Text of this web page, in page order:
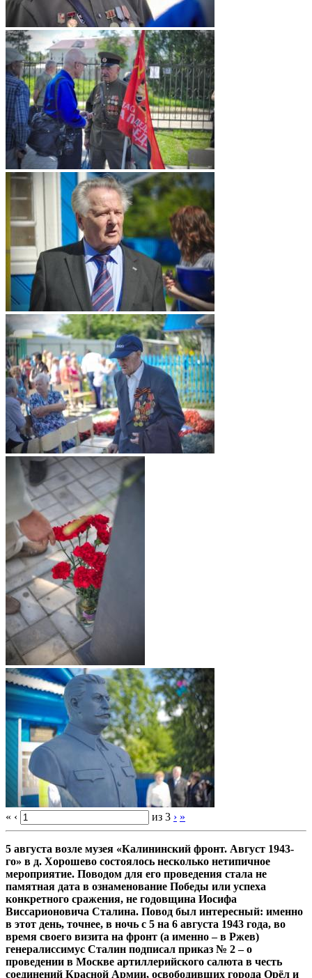
« ‹ из 3 › »
5 августа возле музея «Калининский фронт. Август 1943-
го» в д. Хорошево состоялось несколько нетипичное
мероприятие. Поводом для его проведения стала не
памятная дата в ознаменование Победы или успеха
конкретного сражения, не годовщина Иосифа
Виссарионовича Сталина. Повод был интересный: именно
в этот день, точнее, в ночь с 5 на 6 августа 1943 года, во
время своего визита на фронт (а именно – в Ржев)
генералиссимус Сталин подписал приказ № 2 – о
проведении в Москве артиллерийского салюта в честь
соединений Красной Армии, освободивших города Орёл и